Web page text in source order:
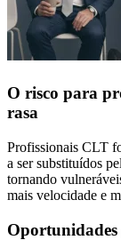
O risco para
rasa
Profissionais CLT
a ser substituídos
tornando
mais velocidade e
Oportunidades